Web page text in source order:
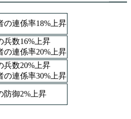
の連係率18%上昇
兵数16%上昇
の連係率20%上昇
兵数20%上昇
の連係率30%上昇
防御2%上昇